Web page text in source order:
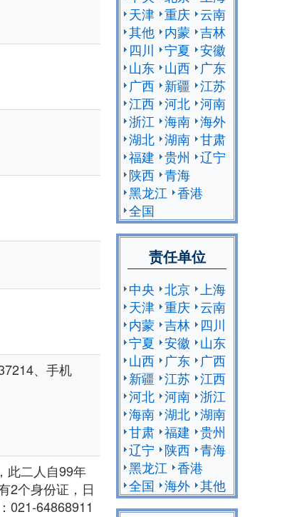
、手机
此二人自99年
2个身份证，日
021-64868911
天津 重庆 云南
其他 内蒙 吉林
四川
宁夏 安徽
山东 山西
广东
广西 新疆 江苏
江西 河北 河南
浙江 海南 海外
湖北 湖南 甘肃
福建 贵州
辽宁
陕西 青海
黑龙江 香港
全国
责任单位
中央 北京
上海
天津 重庆 云南
内蒙 吉林
四川
宁夏 安徽
山东
山西
广东
广西
新疆 江苏 江西
河北 河南 浙江
海南 湖北 湖南
甘肃 福建 贵州
辽宁
陕西 青海
黑龙江 香港
全国 海外 其他